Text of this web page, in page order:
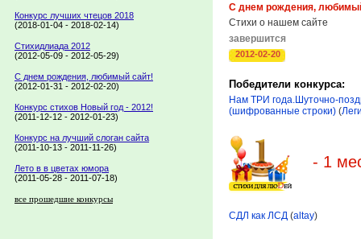
Конкурс лучших чтецов 2018
(2018-01-04 - 2018-02-14)
Стихидлиада 2012
(2012-05-09 - 2012-05-29)
С днем рождения, любимый сайт!
(2012-01-31 - 2012-02-20)
Конкурс стихов Новый год - 2012!
(2011-12-12 - 2012-01-23)
Конкурс на лучший слоган сайта
(2011-10-13 - 2011-11-26)
Лето в в цветах юмора
(2011-05-28 - 2011-07-18)
все прошедшие конкурсы
С днем рождения,
Стихи о нашем сайте
завершится
2012-02-20
Победители конкурса:
Нам ТРИ года.Шуточно-
(шифрованные строки) (
- 1
СДЛ как ЛСД (altay)